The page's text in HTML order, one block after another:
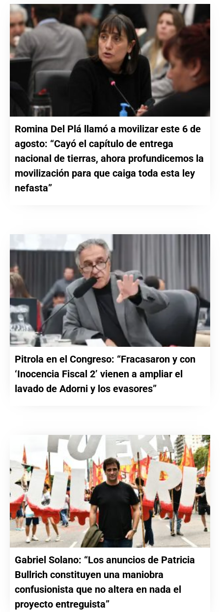
Romina Del Plá llamó a movilizar este 6 de
agosto: “Cayó el capítulo de entrega
nacional de tierras, ahora profundicemos la
movilización para que caiga toda esta ley
nefasta”
Pitrola en el Congreso: “Fracasaron y con
‘Inocencia Fiscal 2’ vienen a ampliar el
lavado de Adorni y los evasores”
Gabriel Solano: “Los anuncios de Patricia
Bullrich constituyen una maniobra
confusionista que no altera en nada el
proyecto entreguista”